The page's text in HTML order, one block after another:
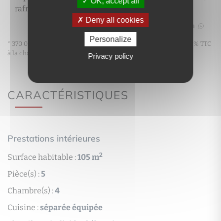
rafraichissement à prévoir. A visiter!
* 370 000 € honoraires exclus - Honoraires maximums de 5.41 % TTC
à la charge de l'acquéreur
CARACTÉRISTIQUES
Prestations intérieures
Surface habitable :105 m2
Pièce(s) :5
Chambre(s) :4
Cuisine :séparée équipée
Deny all cookies
Personalize
Privacy policy